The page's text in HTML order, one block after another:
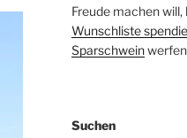
Freude machen
Wunschliste
Sparschwein
Suchen